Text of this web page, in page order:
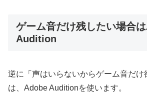
ゲーム音だけ残したい場合
Audition
逆に「声はいらないからゲーム音だけ
は、Adobe Auditionを使います。